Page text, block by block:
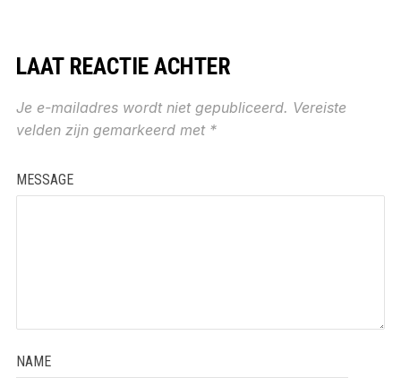
LAAT REACTIE ACHTER
Je e-mailadres wordt niet gepubliceerd. Vereiste
velden zijn gemarkeerd met *
MESSAGE
NAME